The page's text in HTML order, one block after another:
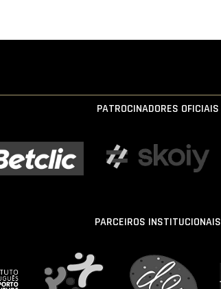
PATROCINADORES OFICIAIS
PARCEIROS INSTITUCIONAIS